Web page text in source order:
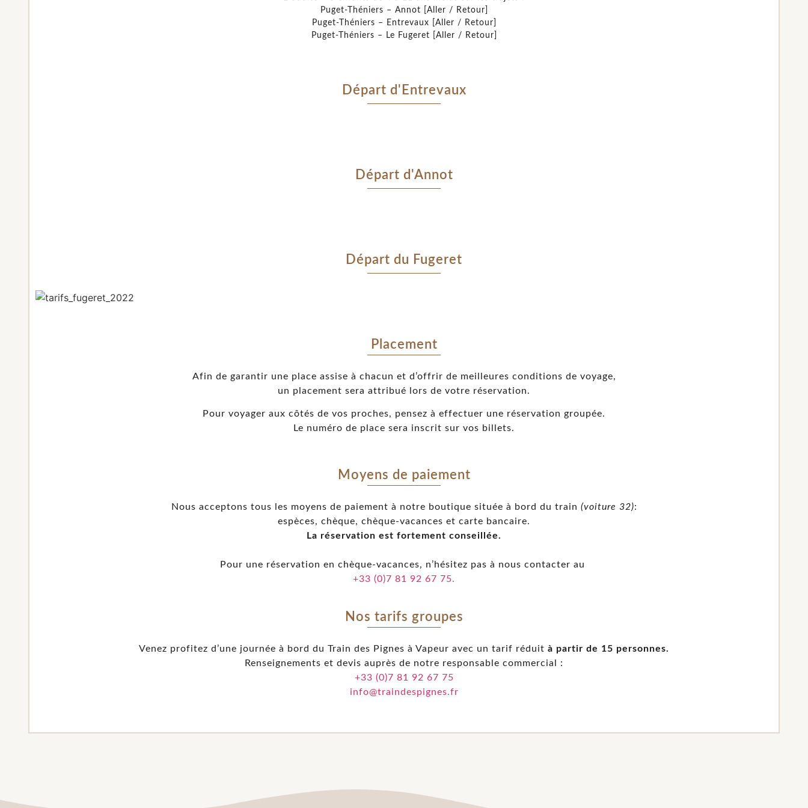
Puget-Théniers – Annot [Aller / Retour]
Puget-Théniers – Entrevaux [Aller / Retour]
Puget-Théniers – Le Fugeret [Aller / Retour]
Départ d'Entrevaux
Départ d'Annot
Départ du Fugeret
Placement
Afin de garantir une place assise à chacun et d’offrir de meilleures conditions de voyage,
un placement sera attribué lors de votre réservation.
Pour voyager aux côtés de vos proches, pensez à effectuer une réservation groupée.
Le numéro de place sera inscrit sur vos billets.
Moyens de paiement
Nous acceptons tous les moyens de paiement à notre boutique située à bord du train (voiture 32):
espèces, chèque, chèque-vacances et carte bancaire.
La réservation est fortement conseillée.
Pour une réservation en chèque-vacances, n’hésitez pas à nous contacter au
+33 (0)7 81 92 67 75.
Nos tarifs groupes
Venez profitez d’une journée à bord du Train des Pignes à Vapeur avec un tarif réduit à partir de 15 personnes.
Renseignements et devis auprès de notre responsable commercial :
+33 (0)7 81 92 67 75
info@traindespignes.fr